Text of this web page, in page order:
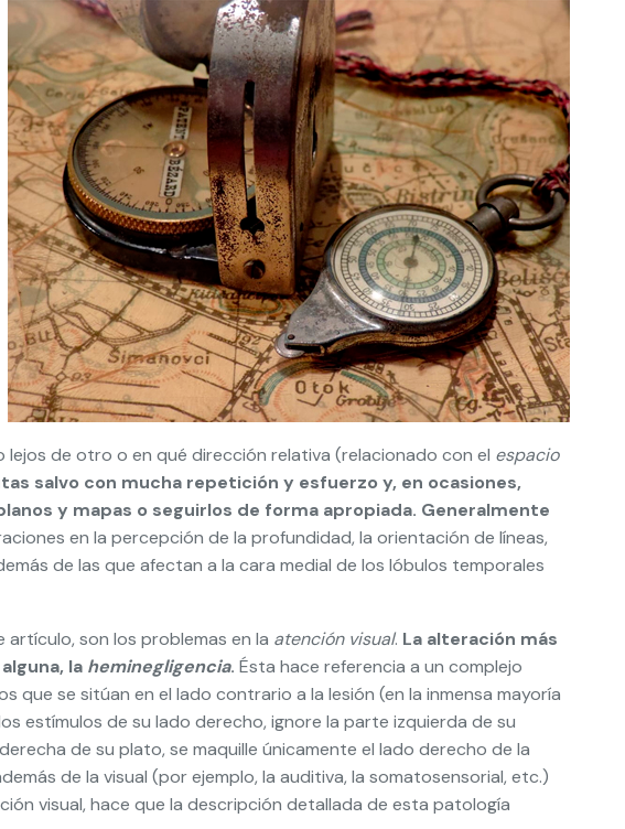
de otro o en qué dirección relativa (relacionado con el espacio
salvo con mucha repetición y esfuerzo y, en ocasiones,
y mapas o seguirlos de forma apropiada. Generalmente
en la percepción de la profundidad, la orientación de líneas,
de las que afectan a la cara medial de los lóbulos temporales
son los problemas en la atención visual. La alteración más
la heminegligencia. Ésta hace referencia a un complejo
se sitúan en el lado contrario a la lesión (en la inmensa mayoría
estímulos de su lado derecho, ignore la parte izquierda de su
de su plato, se maquille únicamente el lado derecho de la
de la visual (por ejemplo, la auditiva, la somatosensorial, etc.)
visual, hace que la descripción detallada de esta patología